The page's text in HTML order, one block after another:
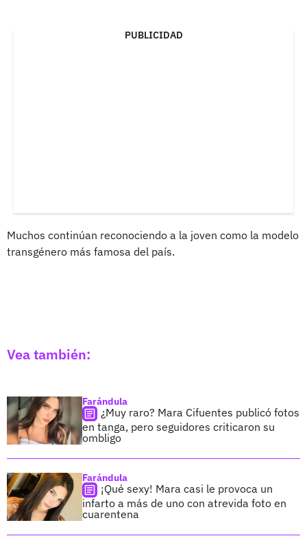
PUBLICIDAD
Muchos continúan reconociendo a la joven como la modelo
transgénero más famosa del país.
Vea también:
Farándula
¿Muy raro? Mara Cifuentes publicó fotos
en tanga, pero seguidores criticaron su
ombligo
Farándula
¡Qué sexy! Mara casi le provoca un
infarto a más de uno con atrevida foto en
cuarentena